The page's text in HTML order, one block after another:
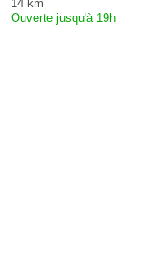
14 km
Ouverte jusqu'à 19h